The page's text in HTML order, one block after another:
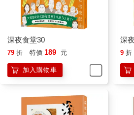
深夜食堂30
79 折 特價 189 元
加入購物車
深
9 折